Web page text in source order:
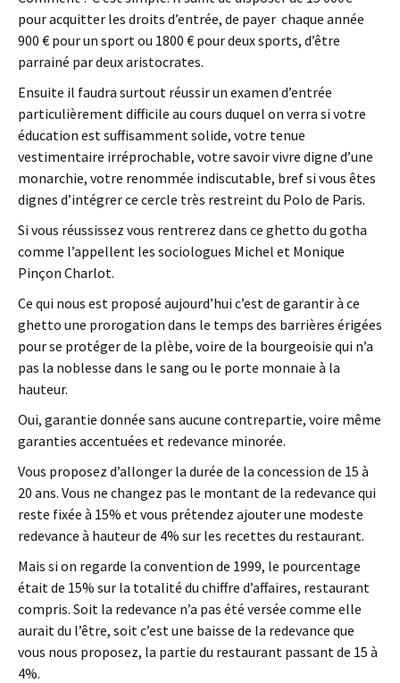
pour acquitter les droits d’entrée, de payer chaque année
900 € pour un sport ou 1800 € pour deux sports, d’être
parrainé par deux aristocrates.
Ensuite il faudra surtout réussir un examen d’entrée
particulièrement difficile au cours duquel on verra si votre
éducation est suffisamment solide, votre tenue
vestimentaire irréprochable, votre savoir vivre digne d’une
monarchie, votre renommée indiscutable, bref si vous êtes
dignes d’intégrer ce cercle très restreint du Polo de Paris.
Si vous réussissez vous rentrerez dans ce ghetto du gotha
comme l’appellent les sociologues Michel et Monique
Pinçon Charlot.
Ce qui nous est proposé aujourd’hui c’est de garantir à ce
ghetto une prorogation dans le temps des barrières érigées
pour se protéger de la plèbe, voire de la bourgeoisie qui n’a
pas la noblesse dans le sang ou le porte monnaie à la
hauteur.
Oui, garantie donnée sans aucune contrepartie, voire même
garanties accentuées et redevance minorée.
Vous proposez d’allonger la durée de la concession de 15 à
20 ans. Vous ne changez pas le montant de la redevance qui
reste fixée à 15% et vous prétendez ajouter une modeste
redevance à hauteur de 4% sur les recettes du restaurant.
Mais si on regarde la convention de 1999, le pourcentage
était de 15% sur la totalité du chiffre d’affaires, restaurant
compris. Soit la redevance n’a pas été versée comme elle
aurait du l’être, soit c’est une baisse de la redevance que
vous nous proposez, la partie du restaurant passant de 15 à
4%.